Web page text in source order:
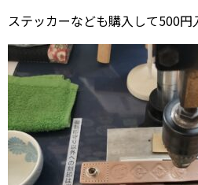
ステッカーなども購入して500円